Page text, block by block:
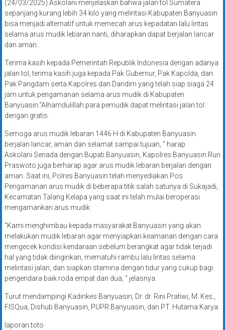
(24/03/2025).Askolani menjelaskan bahwa jalan tol Sumatera
sepanjang kurang lebih 34 kilo yang melintasi Kabupaten Banyuasin
bisa menjadi alternatif untuk memecah arus kepadatan lalu lintas
selama arus mudik lebaran nanti, diharapkan dapat berjalan lancar
dan aman.
Terima kasih kepada Pemerintah Republik Indonesia dengan adanya
jalan tol, terima kasih juga kepada Pak Gubernur, Pak Kapolda, dan
Pak Pangdam serta Kapolres dan Dandim yang telah siap siaga 24
jam untuk pengamanan selama arus mudik di Kabupaten
Banyuasin.“Alhamdulillah para pemudik dapat melintasi jalan tol
dengan gratis.
Semoga arus mudik lebaran 1446 H di Kabupaten Banyuasin
berjalan lancar, aman dan selamat sampai tujuan, ” harap
Askolani.Senada dengan Bupati Banyuasin, Kapolres Banyuasin Ruri
Praswoto juga berharap agar arus mudik lebaran berjalan dengan
aman. Saat ini, Polres Banyuasin telah menyediakan Pos
Pengamanan arus mudik di beberapa titik salah satunya di Sukajadi,
Kecamatan Talang Kelapa yang saat ini telah mulai beroperasi
mengamankan arus mudik.
“Kami menghimbau kepada masyarakat Banyuasin yang akan
melakukan mudik lebaran agar menyiapkan keamanan dengan cara
mengecek kondisi kendaraan sebelum berangkat agar tidak terjadi
hal yang tidak diinginkan, mematuhi rambu lalu lintas selama
melintasi jalan, dan siapkan stamina dengan tidur yang cukup bagi
pengendara baik roda empat dan dua, ” jelasnya.
Turut mendampingi Kadinkes Banyuasin, Dr. dr. Rini Pratiwi, M. Kes.,
FISQua, Dishub Banyuasin, PUPR Banyuasin, dan PT. Hutama Karya.
laporan.toto